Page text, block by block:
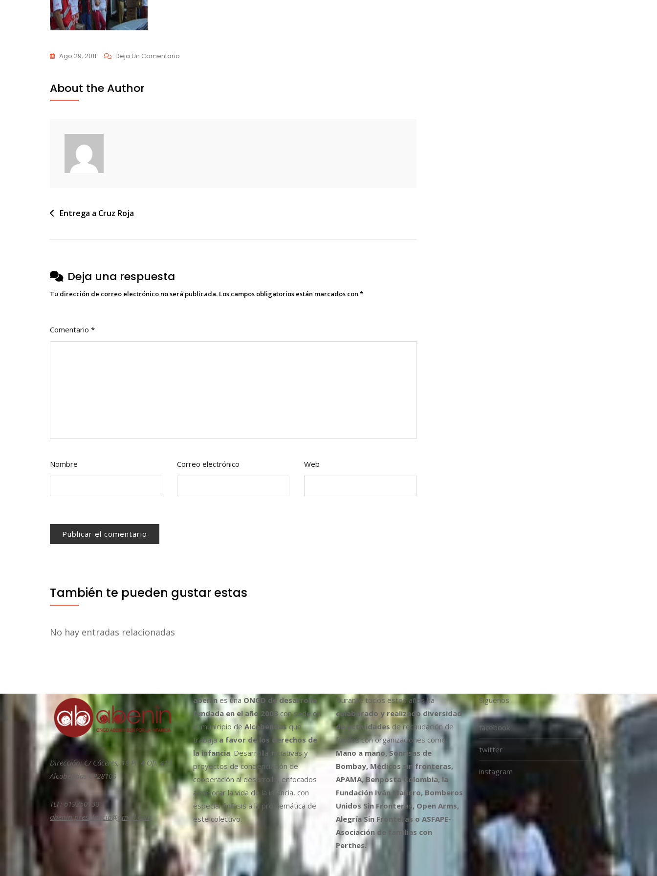
Ago 29, 2011 Deja Un Comentario
About the Author
Navegación
Entrega a Cruz Roja
Deja una respuesta
Tu dirección de correo electrónico no será publicada. Los campos obligatorios están marcados con *
Comentario *
Nombre Correo electrónico Web
También te pueden gustar estas
No hay entradas relacionadas
Dirección: C/ Cáceres, 18 Pl. 4 Ofi. 413
Alcobendas CP28100
TLF: 619250138
abenin.presidencia@gmail.com
abenines una ONGD de desarrollo
fundada en el año 2003con sede en
el municipio deAlcobendasque
trabajaa favor de los derechos de
la infancia. Desarrolla iniciativas y
proyectos de concienciación de
cooperación al desarrollo, enfocados
a mejorar la vida de la infancia, con
especial énfasis a la problemática de
este colectivo.
Durante todos estos años ha
colaborado y realizado diversidad
de actividadesde recaudación de
fondos con organizaciones como:
Mano a mano, Sonrisas de
Bombay, Médicos sin fronteras,
APAMA, Benposta Colombia, la
Fundación Iván Mañero, Bomberos
Unidos Sin Fronteras, Open Arms,
Alegría Sin Fronteras o ASFAPE-
Asociación de familias con
Perthes.
Síguenos
facebook
twitter
instagram